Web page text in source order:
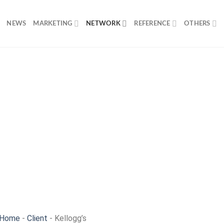
NEWS MARKETING NETWORK REFERENCE OTHERS
Home - Client - Kellogg’s